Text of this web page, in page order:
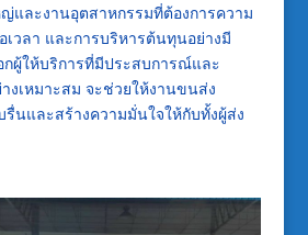
ละงานอุตสาหกรรมที่ต้องการความ
วลา และการบริหารต้นทุนอย่างมี
กผู้ให้บริการที่มีประสบการณ์และ
งเหมาะสม จะช่วยให้งานขนส่ง
รื่นและสร้างความมั่นใจให้กับทั้งผู้ส่ง